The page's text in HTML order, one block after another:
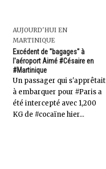
AUJOURD'HUI EN
MARTINIQUE
Excédent de "bagages" à
l'aéroport Aimé #Césaire en
#Martinique
Un passager qui s'apprêtait
à embarquer pour #Paris a
été intercepté avec 1,200
KG de #cocaïne hier...